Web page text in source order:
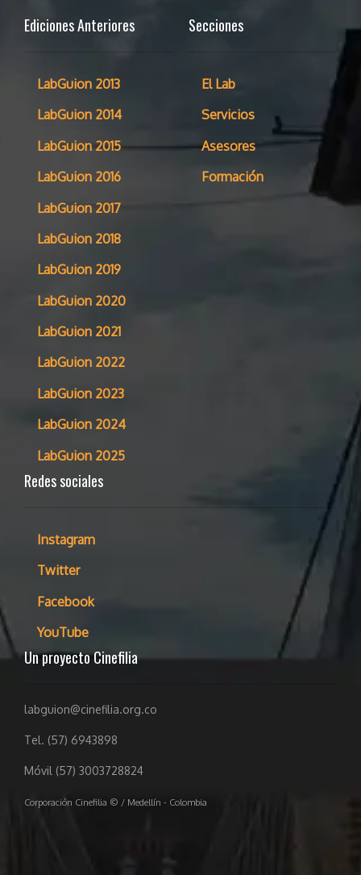
Ediciones Anteriores
LabGuion 2013
LabGuion 2014
LabGuion 2015
LabGuion 2016
LabGuion 2017
LabGuion 2018
LabGuion 2019
LabGuion 2020
LabGuion 2021
LabGuion 2022
LabGuion 2023
LabGuion 2024
LabGuion 2025
Secciones
El Lab
Servicios
Asesores
Formación
Redes sociales
Instagram
Twitter
Facebook
YouTube
Un proyecto Cinefilia
labguion@cinefilia.org.co
Tel. (57) 6943898
Móvil (57) 3003728824
Corporación Cinefilia © / Medellín - Colombia